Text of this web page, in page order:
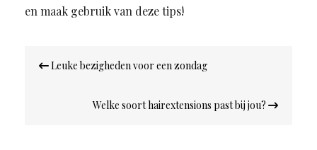
en maak gebruik van deze tips!
navigatie
Leuke bezigheden voor een zondag
Welke soort hairextensions past bij jou?